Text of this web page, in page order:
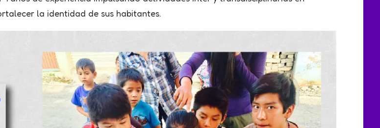
la identidad de sus habitantes.